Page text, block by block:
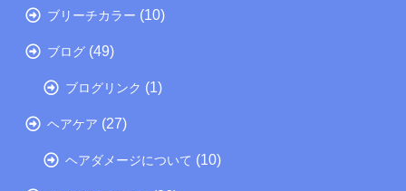
ブリーチカラー (10)
ブログ (49)
ブログリンク (1)
ヘアケア (27)
ヘアダメージについて (10)